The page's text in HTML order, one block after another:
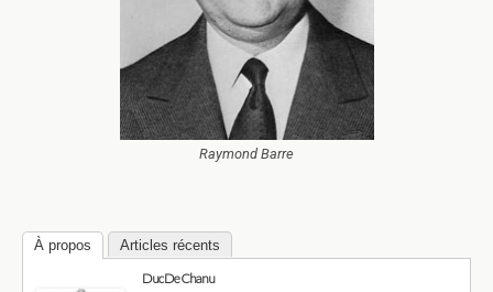
Raymond Barre
À propos
Articles récents
Duc De Chanu